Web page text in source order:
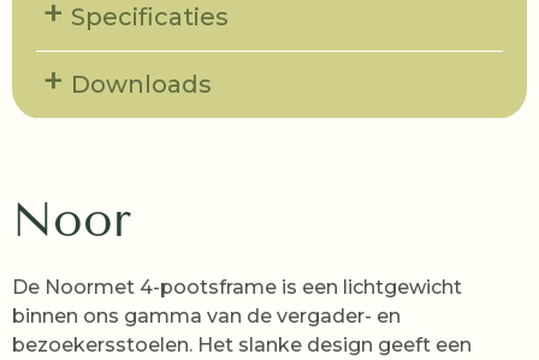
Specificaties
Downloads
Noor
De Noormet 4-pootsframe is een lichtgewicht
binnen ons gamma van de vergader- en
bezoekersstoelen. Het slanke design geeft een